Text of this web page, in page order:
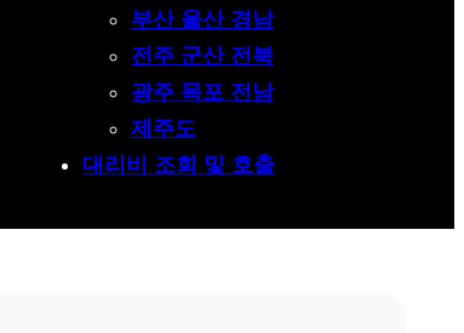
부산 울산 경남
전주 군산 전북
광주 목포 전남
제주도
대리비 조회 및 호출